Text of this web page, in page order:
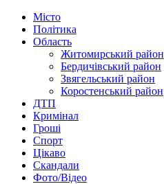
Місто
Політика
Область
Житомирський район
Бердичівський район
Звягельський район
Коростенський район
ДТП
Кримінал
Гроші
Спорт
Цікаво
Скандали
Фото/Відео